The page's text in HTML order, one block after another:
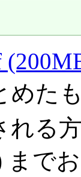
めた
る
まで